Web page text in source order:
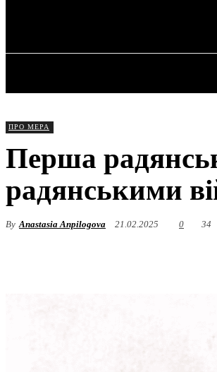
ПРО МЕРА
Перша
радянськими
By Anastasia Anpilogova 21.02.2025 0 34